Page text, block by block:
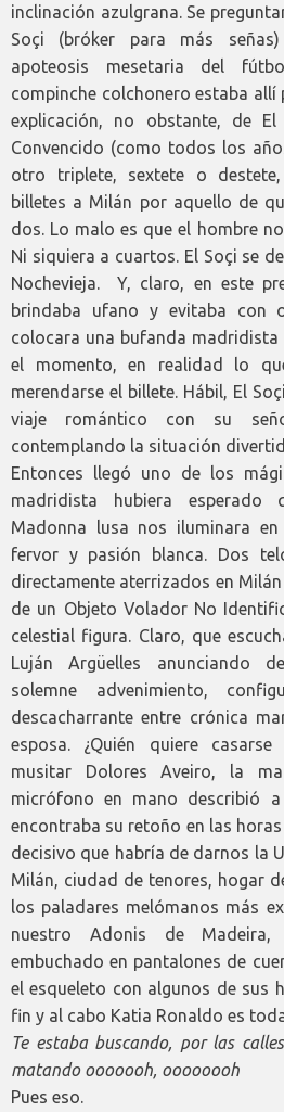
inclinación azulgrana. Se
Soçi (bróker para más
apoteosis mesetaria del
compinche colchonero estaba allí
explicación, no obstante, de El
Convencido (como todos los
otro triplete, sextete o
billetes a Milán por aquello de
dos. Lo malo es que el hombre
Ni siquiera a cuartos. El Soçi se
Nochevieja. Y, claro, en este
brindaba ufano y evitaba con
colocara una bufanda
el momento, en realidad lo
merendarse el billete. Hábil, El
viaje romántico con su
contemplando la situación
Entonces llegó uno de los
madridista hubiera esperado
Madonna lusa nos iluminara
fervor y pasión blanca. Dos
directamente aterrizados en
de un Objeto Volador No
celestial figura. Claro, que
Luján Argüelles anunciando
solemne advenimiento,
descacharrante entre crónica
esposa. ¿Quién quiere
musitar Dolores Aveiro, la
micrófono en mano describió
encontraba su retoño en las
decisivo que habría de darnos la
Milán, ciudad de tenores, hogar
los paladares melómanos más
nuestro Adonis de
embuchado en pantalones de
el esqueleto con algunos de sus
fin y al cabo Katia Ronaldo es
Te estaba buscando, por las
matando ooooooh, oooooooh
Pues eso.